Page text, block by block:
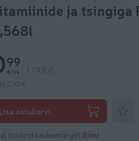
ja tsingiga
99
€/tk 1,74 €/l
0,10 €
Lisa ostukorvi
tooteid kaubamärgilt Rimi